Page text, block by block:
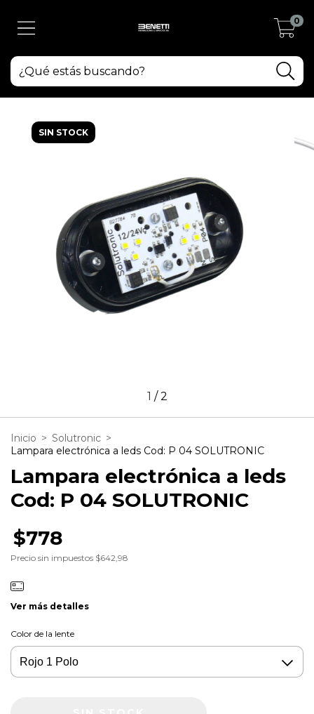
0
SIN STOCK
1 /2
Inicio > Solutronic >
Lampara electrónica a leds Cod: P 04 SOLUTRONIC
Lampara electrónica a leds
Cod: P 04 SOLUTRONIC
$778
Precio sin impuestos $642,98
Ver más detalles
Color de la lente